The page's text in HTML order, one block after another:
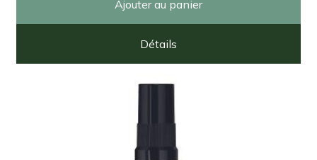
Ajouter au panier
Détails